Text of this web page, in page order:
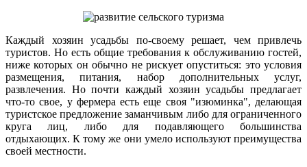
Каждый хозяин усадьбы по-своему решает, чем привлечь
туристов. Но есть общие требования к обслуживанию гостей,
ниже которых он обычно не рискует опуститься: это условия
размещения, питания, набор дополнительных услуг,
развлечения. Но почти каждый хозяин усадьбы предлагает
что-то свое, у фермера есть еще своя "изюминка", делающая
туристское предложение заманчивым либо для ограниченного
круга лиц, либо для подавляющего большинства
отдыхающих. К тому же они умело используют преимущества
своей местности.